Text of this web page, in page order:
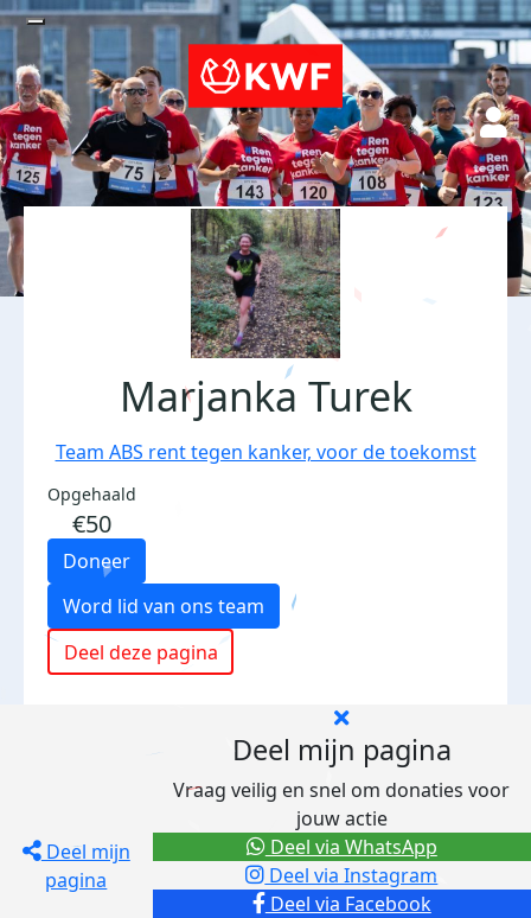
Marjanka Turek
Team ABS rent tegen kanker, voor de toekomst
Opgehaald
€50
Doneer
Word lid van ons team
Deel deze pagina
Deel mijn
pagina
Deel mijn pagina
Vraag veilig en snel om donaties voor
jouw actie
Deel via Facebook
Deel via Instagram
Deel via WhatsApp